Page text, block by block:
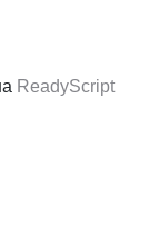
ReadyScript